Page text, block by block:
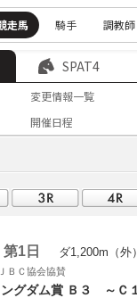
走馬 騎手 調教師
SPAT4
変更情報一覧
開催日程
1日 ダ1,200m（外
ＢＣ協会協賛
ングダム賞 Ｂ３ ～Ｃ